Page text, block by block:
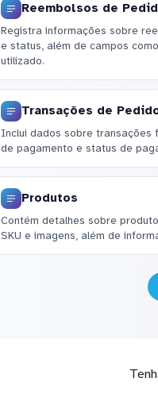
Reembolsos de
Registra informações sobre
e status, além de campos
utilizado.
Transações de
Inclui dados sobre transações
de pagamento e status de
Produtos
Contém detalhes sobre
SKU e imagens, além de